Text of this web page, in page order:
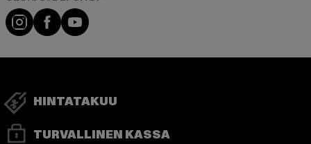
Visit our Instagram page:
Visit our Facebook page:
Visit our YouTube channel:
HINTATAKUU
TURVALLINEN KASSA